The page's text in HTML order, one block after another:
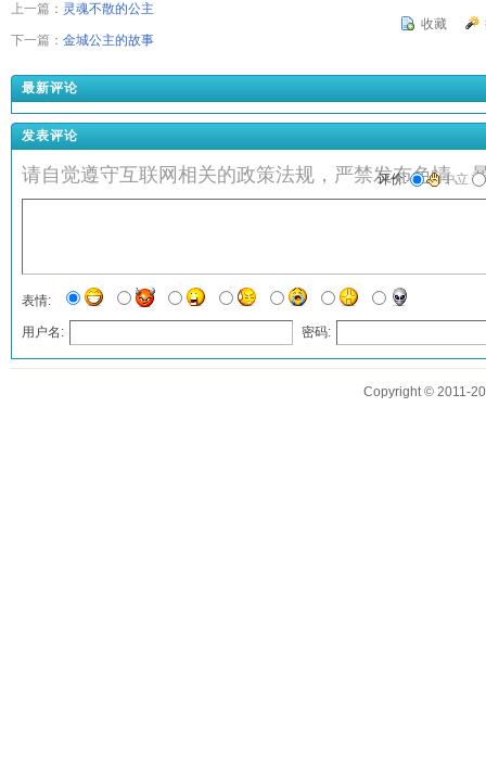
上一篇： 灵魂不散的公主
下一篇： 金城公主的故事
收藏
最新评论
发表评论
请自觉遵守互联网相关的政策法规，严禁发布色情、
评价: 中立
表情:
用户名: 密码:
匿名?
Copyright © 2011-